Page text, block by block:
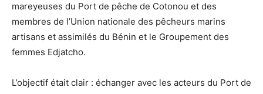
mareyeuses du Port de pêche de Cotonou et des
membres de l’Union nationale des pêcheurs marins
artisans et assimilés du Bénin et le Groupement des
femmes Edjatcho.
L’objectif était clair : échanger avec les acteurs du Port de